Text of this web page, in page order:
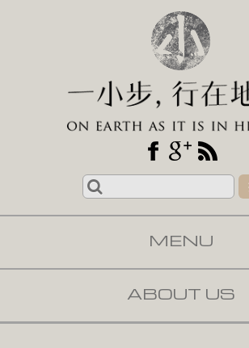
Search
for:
MENU
SKIP TO CONTENT
ABOUT US